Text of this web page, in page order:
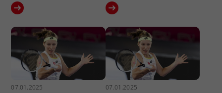
07.01.2025 07.01.2025